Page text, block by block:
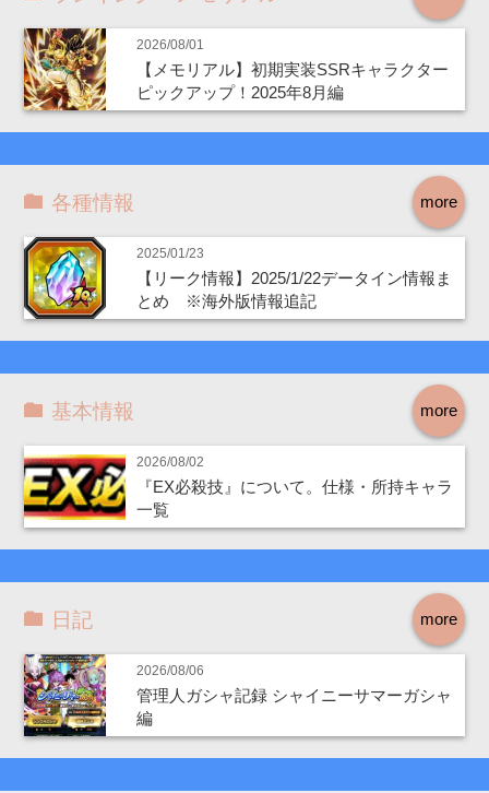
2026/08/01
【メモリアル】初期実装SSRキャラクター
ピックアップ！2025年8月編
more
各種情報
2025/01/23
【リーク情報】2025/1/22データイン情報ま
とめ ※海外版情報追記
more
基本情報
2026/08/02
『EX必殺技』について。仕様・所持キャラ
一覧
more
日記
2026/08/06
管理人ガシャ記録 シャイニーサマーガシャ
編